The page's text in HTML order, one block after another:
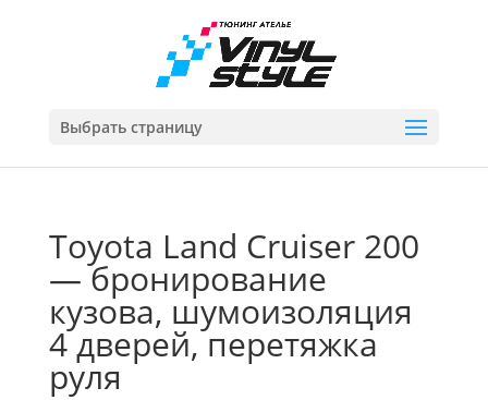
Выбрать страницу
Toyota Land Cruiser 200
— бронирование
кузова, шумоизоляция
4 дверей, перетяжка
руля